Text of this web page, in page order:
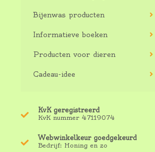
Bijenwas producten
Informatieve boeken
Producten voor dieren
Cadeau-idee
KvK geregistreerd
KvK nummer 47119074
Webwinkelkeur goedgekeurd
Bedrijf: Honing en zo